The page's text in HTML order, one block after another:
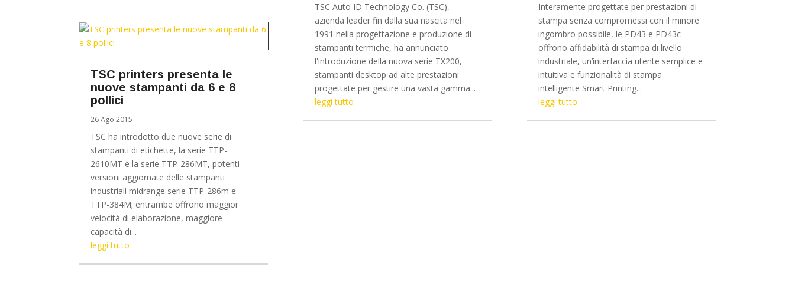
TSC printers presenta le
nuove stampanti da 6 e 8
pollici
26 Ago 2015
TSC ha introdotto due nuove serie di
stampanti di etichette, la serie TTP-
2610MT e la serie TTP-286MT, potenti
versioni aggiornate delle stampanti
industriali midrange serie TTP-286m e
TTP-384M; entrambe offrono maggior
velocità di elaborazione, maggiore
capacità di...
leggi tutto
TSC Auto ID Technology Co. (TSC),
azienda leader fin dalla sua nascita nel
1991 nella progettazione e produzione di
stampanti termiche, ha annunciato
l'introduzione della nuova serie TX200,
stampanti desktop ad alte prestazioni
progettate per gestire una vasta gamma...
leggi tutto
Interamente progettate per prestazioni di
stampa senza compromessi con il minore
ingombro possibile, le PD43 e PD43c
offrono affidabilità di stampa di livello
industriale, un’interfaccia utente semplice e
intuitiva e funzionalità di stampa
intelligente Smart Printing...
leggi tutto